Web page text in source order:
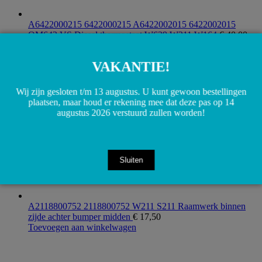
A6422000215 6422000215 A6422002015 6422002015
OM642 VS Diesel thermostaat W639 W211 W164€40,00
A2118800752 2118800752 W211 S211 Raamwerk binnen
zijde achter bumper midden € 17,50
Toevoegen aan winkelwagen
VAKANTIE!
Wij zijn gesloten t/m 13 augustus. U kunt gewoon bestellingen
plaatsen, maar houd er rekening mee dat deze pas op 14
augustus 2026 verstuurd zullen worden!
Sluiten